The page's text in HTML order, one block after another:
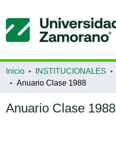
Inicio INSTITUCIONALES
Anuario Clase 1988
Anuario Clase 1988